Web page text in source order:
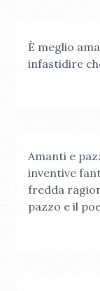
È meglio
infastidire
Amanti e
inventive
fredda
pazzo e il